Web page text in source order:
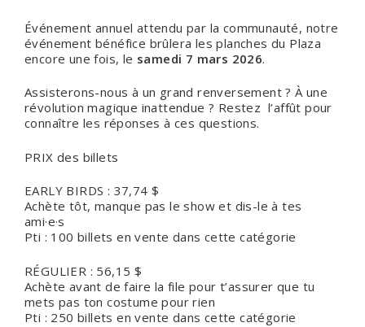
Événement annuel attendu par la communauté, notre
événement bénéfice brûlera les planches du Plaza
encore une fois, le samedi 7 mars 2026.
Assisterons-nous à un grand renversement ? À une
révolution magique inattendue ? Restez l’affût pour
connaître les réponses à ces questions.
PRIX des billets
EARLY BIRDS : 37,74 $
Achète tôt, manque pas le show et dis-le à tes
ami·e·s
Pti : 100 billets en vente dans cette catégorie
RÉGULIER : 56,15 $
Achète avant de faire la file pour t’assurer que tu
mets pas ton costume pour rien
Pti : 250 billets en vente dans cette catégorie